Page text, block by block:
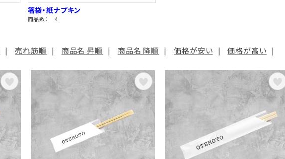
箸袋・紙ナプキン
商品数： 4
| 売れ筋順 | 商品名 昇順 | 商品名 降順 | 価格が安い | 価格が高い |